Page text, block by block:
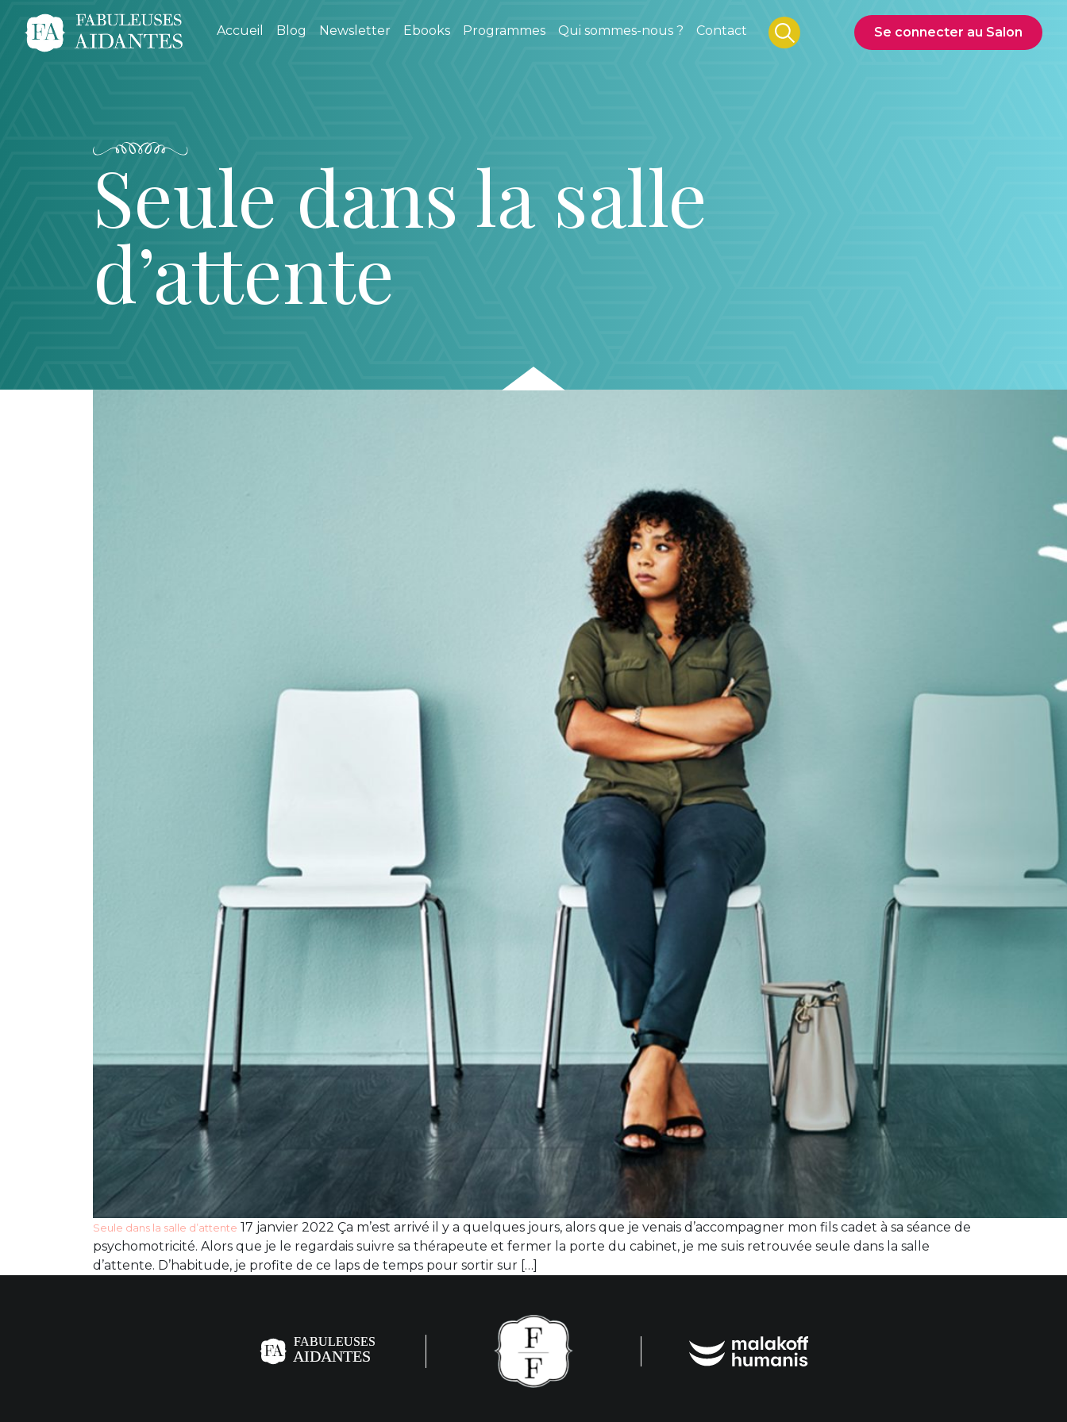
Accueil Blog Newsletter Ebooks Programmes Qui sommes-nous ? Contact Se connecter au Salon
Seule dans la salle
d’attente
Seule dans la salle d’attente 17 janvier 2022 Ça m’est arrivé il y a quelques jours, alors que je venais d’accompagner mon fils cadet à sa séance de
psychomotricité. Alors que je le regardais suivre sa thérapeute et fermer la porte du cabinet, je me suis retrouvée seule dans la salle
d’attente. D’habitude, je profite de ce laps de temps pour sortir sur […]